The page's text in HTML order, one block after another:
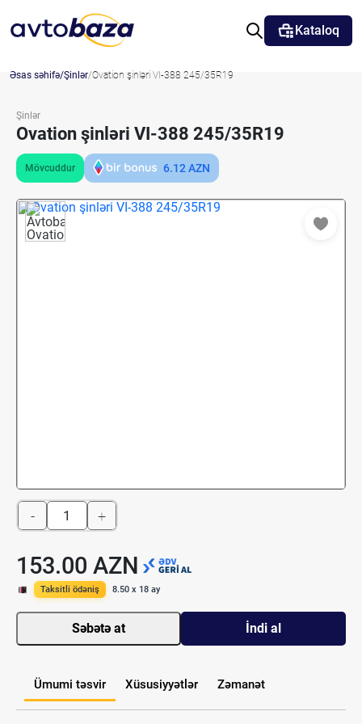
Kataloq
Əsas səhifə Şinlər Ovation şinləri VI-388 245/35R19
Şinlər
Ovation şinləri VI-388 245/35R19
Mövcuddur 6.12AZN
- +
153.00 AZN
Taksitli ödəniş 8.50 x 18 ay
Səbətə at İndi al
Ümumi təsvir Xüsusiyyətlər Zəmanət